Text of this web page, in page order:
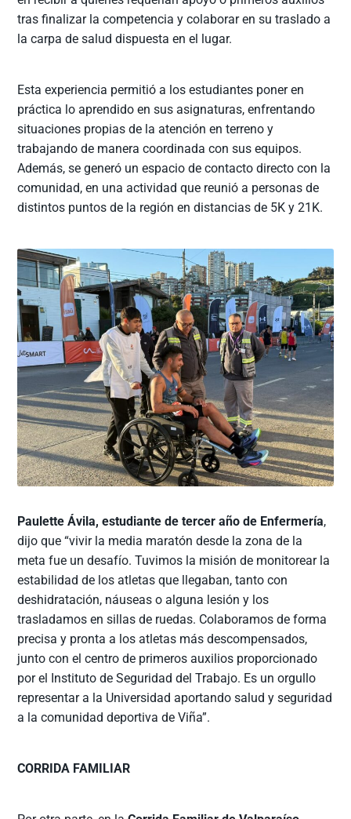
tras finalizar la competencia y colaborar en su traslado a
la carpa de salud dispuesta en el lugar.
Esta experiencia permitió a los estudiantes poner en
práctica lo aprendido en sus asignaturas, enfrentando
situaciones propias de la atención en terreno y
trabajando de manera coordinada con sus equipos.
Además, se generó un espacio de contacto directo con la
comunidad, en una actividad que reunió a personas de
distintos puntos de la región en distancias de 5K y 21K.
Paulette Ávila, estudiante de tercer año de Enfermería,
dijo que “vivir la media maratón desde la zona de la
meta fue un desafío. Tuvimos la misión de monitorear la
estabilidad de los atletas que llegaban, tanto con
deshidratación, náuseas o alguna lesión y los
trasladamos en sillas de ruedas. Colaboramos de forma
precisa y pronta a los atletas más descompensados,
junto con el centro de primeros auxilios proporcionado
por el Instituto de Seguridad del Trabajo. Es un orgullo
representar a la Universidad aportando salud y seguridad
a la comunidad deportiva de Viña”.
CORRIDA FAMILIAR